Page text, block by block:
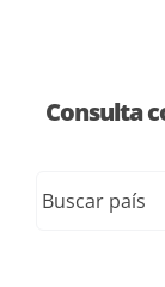
Consulta